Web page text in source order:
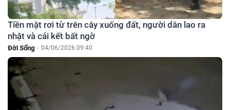
Tiền mặt rơi từ trên cây xuống đất, người dân lao ra
nhặt và cái kết bất ngờ
Đời Sống - 04/06/2026 09:40